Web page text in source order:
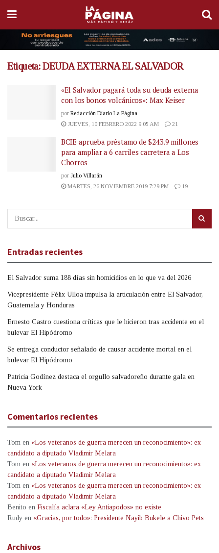
Etiqueta:DEUDA EXTERNA EL SALVADOR
«El Salvador pagará toda su deuda externa
con los bonos volcánicos»: Max Keiser
por Redacción Diario La Página
JUEVES, 10 FEBRERO 2022 9:05 AM
21
BCIE aprueba préstamo de $243.9 millones
para ampliar a 6 carriles carretera a Los
Chorros
por Julio Villarán
MARTES, 26 NOVIEMBRE 2019 7:29 PM
19
Entradas recientes
El Salvador suma 188 días sin homicidios en lo que va del 2026
Vicepresidente Félix Ulloa impulsa la articulación entre El Salvador,
Guatemala y Honduras
Ernesto Castro cuestiona críticas que le hicieron tras accidente en el
bulevar El Hipódromo
Se entrega conductor señalado de causar accidente mortal en el
bulevar El Hipódromo
Patricia Godínez destaca el orgullo salvadoreño durante gala en
Nueva York
Comentarios recientes
Tom en «Los veteranos de guerra merecen un reconocimiento»: ex
candidato a diputado Vladimir Melara
Tom en «Los veteranos de guerra merecen un reconocimiento»: ex
candidato a diputado Vladimir Melara
Tom en «Los veteranos de guerra merecen un reconocimiento»: ex
candidato a diputado Vladimir Melara
Benito en Fiscalía aclara «Ley Antiapodos» no existe
Rudy en «Gracias, por todo»: Presidente Nayib Bukele a Chivo Pets
Archivos